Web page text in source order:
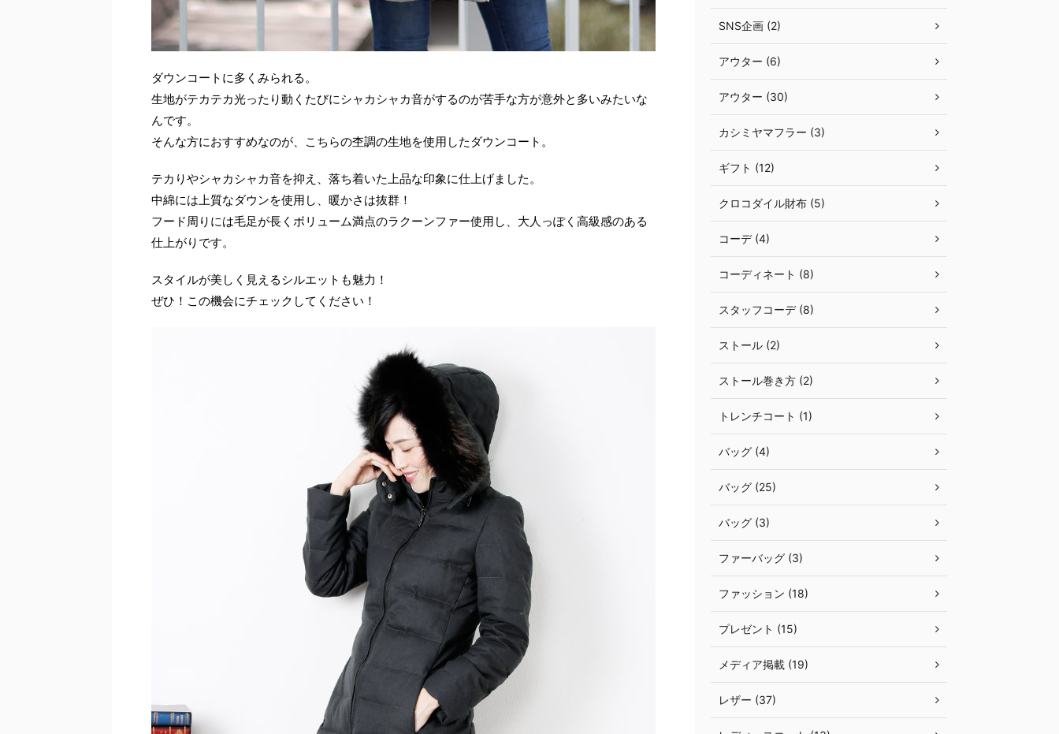
ダウンコートに多くみられる。
生地がテカテカ光ったり動くたびにシャカシャカ音がするのが苦手な方が意外と多いみたいな
んです。
そんな方におすすめなのが、こちらの杢調の生地を使用したダウンコート。
テカりやシャカシャカ音を抑え、落ち着いた上品な印象に仕上げました。
中綿には上質なダウンを使用し、暖かさは抜群！
フード周りには毛足が長くボリューム満点のラクーンファー使用し、大人っぽく高級感のある
仕上がりです。
スタイルが美しく見えるシルエットも魅力！
ぜひ！この機会にチェックしてください！
SNS企画 (2)
アウター (6)
アウター (30)
カシミヤマフラー (3)
ギフト (12)
クロコダイル財布 (5)
コーデ (4)
コーディネート (8)
スタッフコーデ (8)
ストール (2)
ストール巻き方 (2)
トレンチコート (1)
バッグ (4)
バッグ (25)
バッグ (3)
ファーバッグ (3)
ファッション (18)
プレゼント (15)
メディア掲載 (19)
レザー (37)